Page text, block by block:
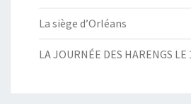
La siège d’Orléans
LA JOURNÉE DES HARENGS LE